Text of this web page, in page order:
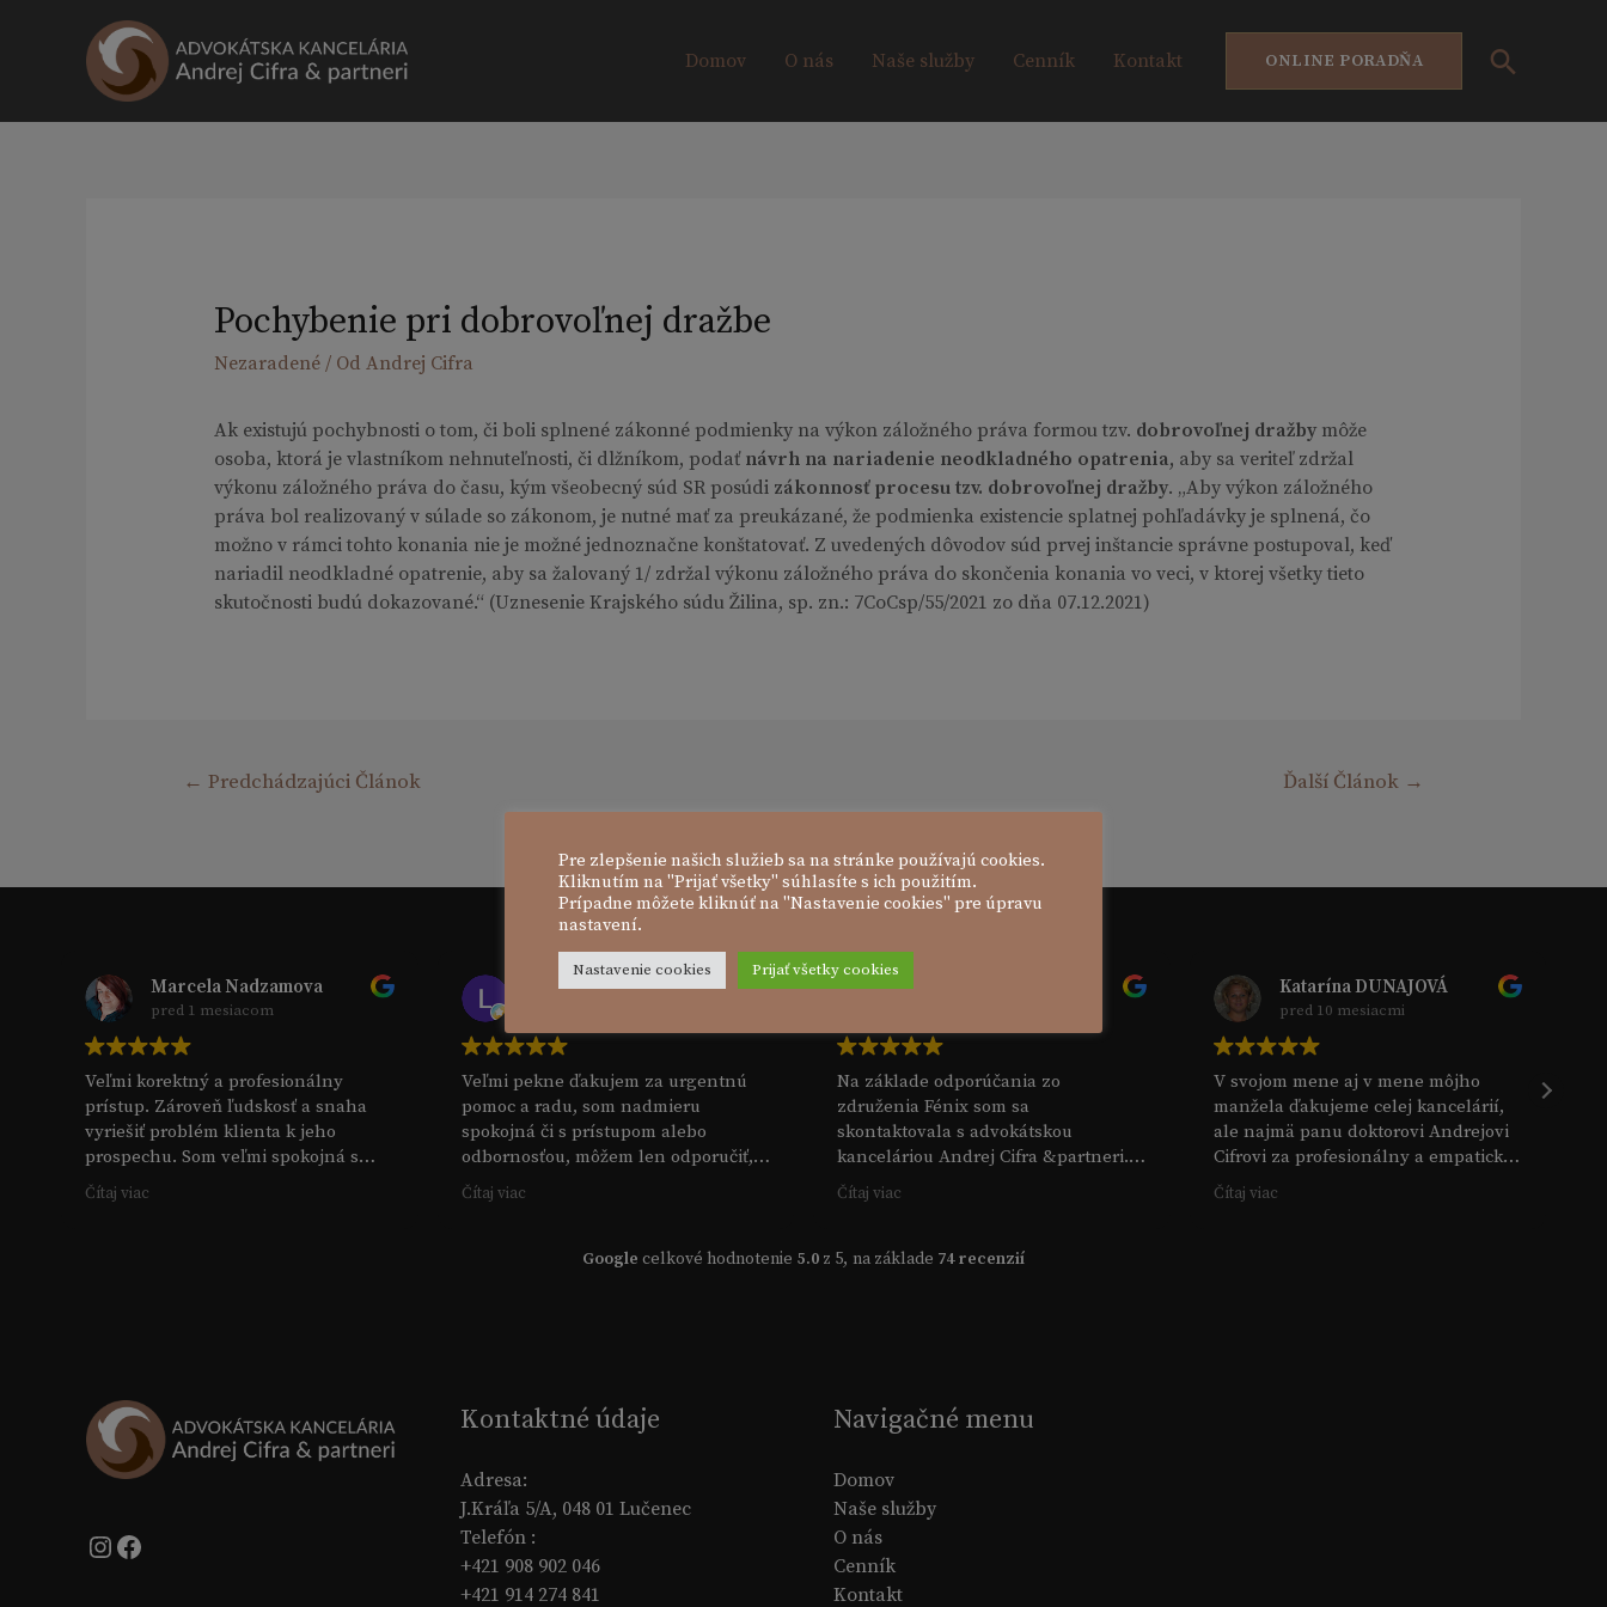
Domov O nás Naše služby Cenník Kontakt ONLINE PORADŇA Hľadať
Pochybenie pri dobrovoľnej dražbe
Nezaradené/ Od Andrej Cifra
Ak existujú pochybnosti o tom, či boli splnené zákonné podmienky na výkon záložného práva formou tzv. dobrovoľnej dražby môže
osoba, ktorá je vlastníkom nehnuteľnosti, či dlžníkom, podať návrh na nariadenie neodkladného opatrenia, aby sa veriteľ zdržal
výkonu záložného práva do času, kým všeobecný súd SR posúdi zákonnosť procesu tzv. dobrovoľnej dražby. „Aby výkon záložného
práva bol realizovaný v súlade so zákonom, je nutné mať za preukázané, že podmienka existencie splatnej pohľadávky je splnená, čo
možno v rámci tohto konania nie je možné jednoznačne konštatovať. Z uvedených dôvodov súd prvej inštancie správne postupoval, keď
nariadil neodkladné opatrenie, aby sa žalovaný 1/ zdržal výkonu záložného práva do skončenia konania vo veci, v ktorej všetky tieto
skutočnosti budú dokazované.“ (Uznesenie Krajského súdu Žilina, sp. zn.: 7CoCsp/55/2021 zo dňa 07.12.2021)
Navigácia
← Predchádzajúci Článok Ďalší Článok →
Marcela Nadzamova
pred 1 mesiacom
Veľmi korektný a profesionálny
prístup. Zároveň ľudskosť a snaha
vyriešiť problém klienta k jeho
prospechu. Som veľmi spokojná s
prácou pána Cifru a aj celého tímu
advokátskej kancelárie.
Čítaj viac
Lucia Košecká
Veľmi pekne ďakujem za urgentnú
pomoc a radu, som nadmieru
spokojná či s prístupom alebo
odbornosťou, môžem len odporučiť,
ešte raz veľké ďakujem
Čítaj viac
Dana Kubicová
Na základe odporúčania zo
združenia Fénix som sa
skontaktovala s advokátskou
kanceláriou Andrej Cifra &partneri.
Prístup pána doktora Cifru bol od
začiatku
po kroku až po dosiahnutie
timu bol
Tento spor vyrieseny v moj prospech.
profesionalnu a neunavnu pomoc,za
jeho čas,trpezlivosť,ochotu pomoct mi
.
Veľká srdečná vďaka
Čítaj viac
Katarína DUNAJOVÁ
pred 10 mesiacmi
V svojom mene aj v mene môjho
manžela ďakujeme celej kancelárií,
ale najmä panu doktorovi Andrejovi
Cifrovi za profesionálny a empatický
prístup pri riešení našej zaležitosti.
Odporúčame tým, ktorí sa dostanú do
Čítaj viac
Google celkové hodnotenie 5.0z 5, na základe 74 recenzií
Instagram
Facebook
Kontaktné údaje
Adresa:
J.Kráľa 5/A, 048 01 Lučenec
Telefón :
+421 908 902 046
+421 914 274 841
Navigačné menu
Domov
Naše služby
O nás
Cenník
Kontakt
Pre zlepšenie našich služieb sa na stránke používajú cookies.
Kliknutím na "Prijať všetky" súhlasíte s ich použitím.
Prípadne môžete kliknúť na "Nastavenie cookies" pre úpravu
nastavení.
Nastavenie cookies Prijať všetky cookies